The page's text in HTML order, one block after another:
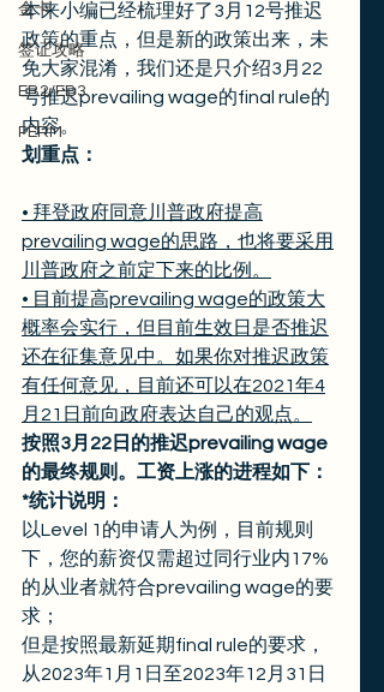
金卡
签证攻略
EB2/EB3
PERM
本来小编已经梳理好了3月12号推迟
政策的重点，但是新的政策出来，未
免大家混淆，我们还是只介绍3月22
号推迟prevailing wage的final rule的
内容。
划重点：
• 拜登政府同意川普政府提高
prevailing wage的思路，也将要采用
川普政府之前定下来的比例。
• 目前提高prevailing wage的政策大
概率会实行，但目前生效日是否推迟
还在征集意见中。如果你对推迟政策
有任何意见，目前还可以在2021年4
月21日前向政府表达自己的观点。
按照3月22日的推迟prevailing wage
的最终规则。工资上涨的进程如下：
*统计说明：
以Level 1的申请人为例，目前规则
下，您的薪资仅需超过同行业内17%
的从业者就符合prevailing wage的要
求；
但是按照最新延期final rule的要求，
从2023年1月1日至2023年12月31日